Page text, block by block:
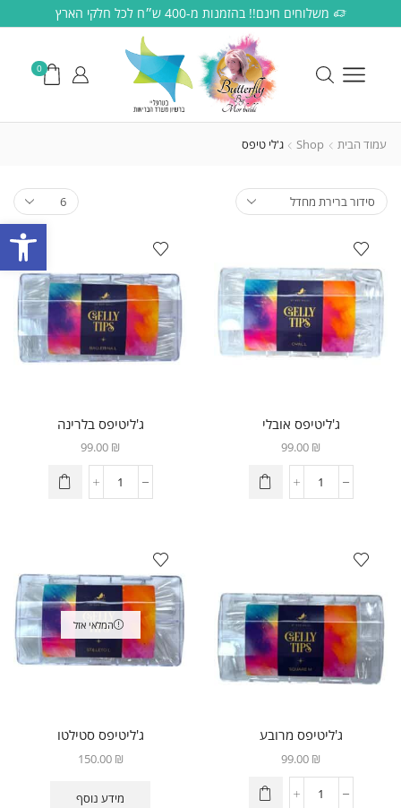
משלוחים חינם!! בהזמנות מ-400 ש״ח לכל חלקי הארץ
0
עמוד הבית Shop ג'לי טיפס
ג'ליטיפס אובלי
99.00 ₪
ג'ליטיפס בלרינה
99.00 ₪
ג'ליטיפס מרובע
99.00 ₪
המלאי אזל
ג'ליטיפס סטילטו
150.00 ₪
מידע נוסף
פתח